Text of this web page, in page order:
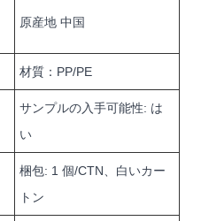
原産地 中国
材質：PP/PE
サンプルの入手可能性: は
い
梱包: 1 個/CTN、白いカー
トン